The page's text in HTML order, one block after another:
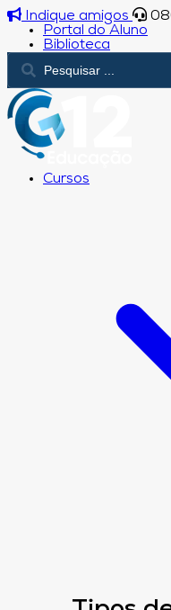
Indique amigos
Portal do Aluno
Biblioteca
Cursos